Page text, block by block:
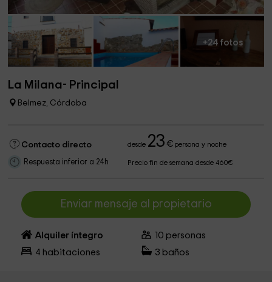
+24 fotos
La Milana- Principal
Belmez, Córdoba
Contacto directo desde 23 €persona y noche
Respuesta inferior a 24h Precio fin de semana desde 460€
Enviar mensaje al propietario
Alquiler íntegro 10 personas
4 habitaciones 3 baños